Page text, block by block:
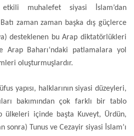
muhalefet siyasi İslam’dan
zaman zaman başka dış güçlerce
desteklenen bu Arap diktatörlükleri
Arap Baharı’ndaki patlamalara yol
oluşturmuşlardır.
yapısı, halklarının siyasi düzeyleri,
bakımından çok farklı bir tablo
ülkeleri içinde başta Kuveyt, Ürdün,
sonra) Tunus ve Cezayir siyasi İslam’ı